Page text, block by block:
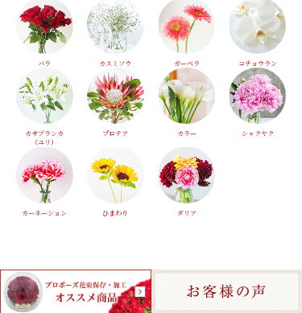
バラ カスミソウ ガーベラ コチョウラン
カサブランカ
（ユリ）
プロテア カラー シャクヤク
カーネーション ひまわり ダリア